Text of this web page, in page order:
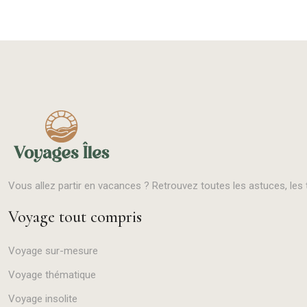
Vous allez partir en vacances ? Retrouvez toutes les astuces,
Voyage tout compris
Voyage sur-mesure
Voyage thématique
Voyage insolite